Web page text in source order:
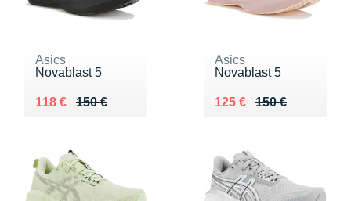
Asics
Novablast 5
150 €
Au lieu de 150 €
118 €
Vendu 118 €
Asics
Novablast 5
150 €
Au lieu de 150 €
125 €
Vendu 125 €